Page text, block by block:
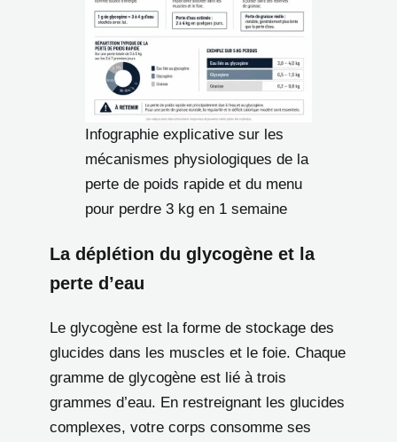
Infographie explicative sur les
mécanismes physiologiques de la
perte de poids rapide et du menu
pour perdre 3 kg en 1 semaine
La déplétion du glycogène et la
perte d’eau
Le glycogène est la forme de stockage des
glucides dans les muscles et le foie. Chaque
gramme de glycogène est lié à trois
grammes d’eau. En restreignant les glucides
complexes, votre corps consomme ses